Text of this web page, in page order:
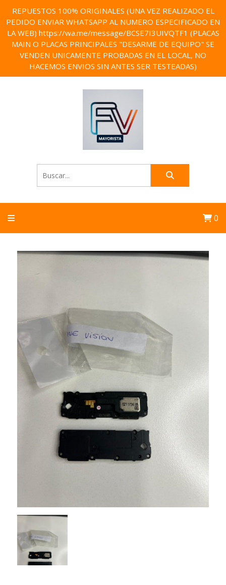
REPUESTOS 100% ORIGINALES (UNA VEZ REALIZADO EL
PEDIDO ENVIAR WHATSAPP AL NUMERO ESPECIFICADO EN
LA WEB) https://wa.me/message/BCSE7I3UIVQTF1 (PLACAS
MAIN O PLACAS PRINCIPALES "DESARME DE EQUIPO" SE
VENDEN UNICAMENTE PROBADAS EN EL LOCAL, NO
HACEMOS ENVIOS SIN ANTES SER TESTEADAS)
0